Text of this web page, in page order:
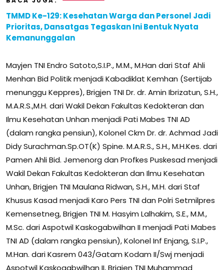
TMMD Ke-129: Kesehatan Warga dan Personel Jadi
Prioritas, Dansatgas Tegaskan Ini Bentuk Nyata
Kemanunggalan
Mayjen TNI Endro Satoto,S.I.P., M.M., M.Han dari Staf Ahli
Menhan Bid Politik menjadi Kabadiklat Kemhan (Sertijab
menunggu Keppres), Brigjen TNI Dr. dr. Amin Ibrizatun, S.H.,
M.A.R.S.,M.H. dari Wakil Dekan Fakultas Kedokteran dan
Ilmu Kesehatan Unhan menjadi Pati Mabes TNI AD
(dalam rangka pensiun), Kolonel Ckm Dr. dr. Achmad Jadi
Didy Surachman.Sp.OT(K) Spine. M.A.R.S., S.H., M.H.Kes. dari
Pamen Ahli Bid. Jemenorg dan Profkes Puskesad menjadi
Wakil Dekan Fakultas Kedokteran dan Ilmu Kesehatan
Unhan, Brigjen TNI Maulana Ridwan, S.H., M.H. dari Staf
Khusus Kasad menjadi Karo Pers TNI dan Polri Setmilpres
Kemensetneg, Brigjen TNI M. Hasyim Lalhakim, S.E., M.M.,
M.Sc. dari Aspotwil Kaskogabwilhan II menjadi Pati Mabes
TNI AD (dalam rangka pensiun), Kolonel Inf Enjang, S.I.P.,
M.Han. dari Kasrem 043/Gatam Kodam II/Swj menjadi
Aspotwil Kaskogabwilhan II, Brigjen TNI Muhammad